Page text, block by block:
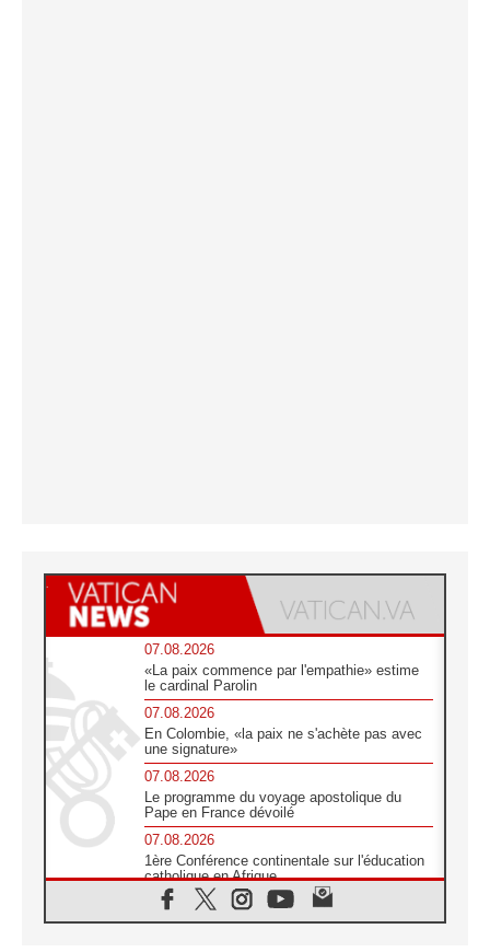
07.08.2026
«La paix commence par l'empathie» estime
le cardinal Parolin
07.08.2026
En Colombie, «la paix ne s'achète pas avec
une signature»
07.08.2026
Le programme du voyage apostolique du
Pape en France dévoilé
07.08.2026
1ère Conférence continentale sur l'éducation
catholique en Afrique
07.08.2026
Un logo symbolique pour la venue du Pape